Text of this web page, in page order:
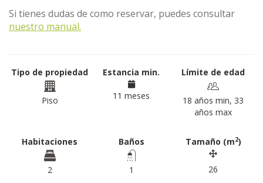
Si tienes dudas de como reservar, puedes consultar
nuestro manual.
Tipo de propiedad
Piso
Estancia min.
11 meses
Límite de edad
18 años min, 33
años max
Habitaciones
2
Baños
1
Tamaño (m2)
26